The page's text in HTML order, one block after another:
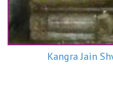
Kangra Jain